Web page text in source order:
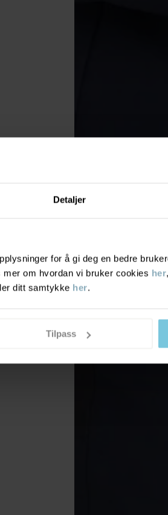
Detaljer
for å gi deg en bedre
om hvordan vi bruker cookies her
ditt samtykke her.
Tilpass